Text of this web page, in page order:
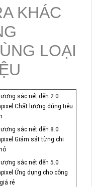
KHÁC
LOẠI
sắc nét đến 2.0
Chất lượng đúng tiêu
sắc nét đến 8.0
Giám sát từng chi
sắc nét đến 5.0
Ứng dụng cho công
rẻ